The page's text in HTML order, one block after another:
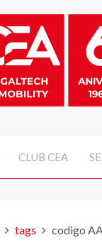
CLUB CEA
tags codigo